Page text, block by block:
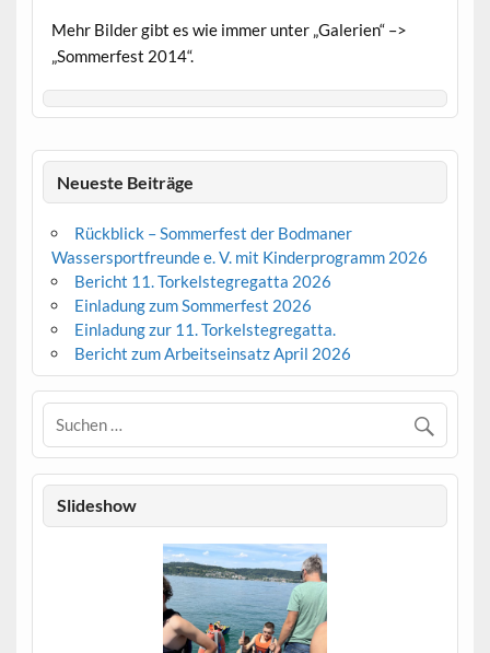
Mehr Bilder gibt es wie immer unter „Galerien“ –>
„Sommerfest 2014“.
Neueste Beiträge
Rückblick – Sommerfest der Bodmaner
Wassersportfreunde e. V. mit Kinderprogramm 2026
Bericht 11. Torkelstegregatta 2026
Einladung zum Sommerfest 2026
Einladung zur 11. Torkelstegregatta.
Bericht zum Arbeitseinsatz April 2026
Slideshow